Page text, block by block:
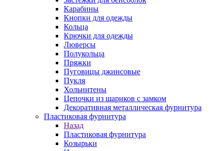
Карабины
Кнопки для одежды
Кольца
Крючки для одежды
Люверсы
Полукольца
Пряжки
Пуговицы джинсовые
Пукля
Хольнитены
Цепочки из шариков с замком
Декоративная металлическая фурнитура
Пластиковая фурнитура
Назад
Пластиковая фурнитура
Козырьки